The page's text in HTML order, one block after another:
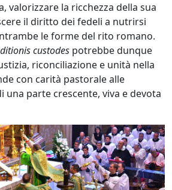
valorizzare la ricchezza della sua
il diritto dei fedeli a nutrirsi
le forme del rito romano.
custodes potrebbe dunque
riconciliazione e unità nella
con carità pastorale alle
una parte crescente, viva e devota